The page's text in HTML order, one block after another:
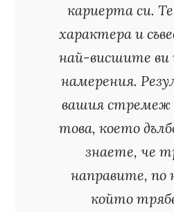
кариерта си.
характера и
най-висшите ви
намерения.
вашия стремеж
това, което
знаете, че
направите, по
който